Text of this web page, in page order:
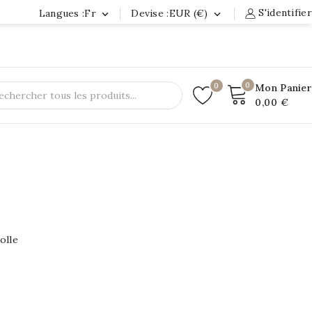
S'identifier
Devise :EUR (€) 
Langues :fr 
0 0
Mon Panier
0,00 €